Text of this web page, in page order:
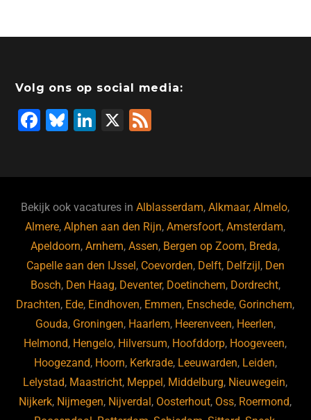
Volg ons op social media:
F
b
o
o
k
Bl
ky
Li
dI
n
X
Bekijk ook vacatures inAlblasserdam,Alkmaar,Almelo,
Almere,Alphen aan den Rijn,Amersfoort,Amsterdam,
Apeldoorn,Arnhem,Assen, Bergen op Zoom, Breda,
Capelle aan den IJssel , Coevorden, Delft, Delfzijl , Den
Bosch, Den Haag, Deventer, Doetinchem, Dordrecht,
Drachten, Ede, Eindhoven, Emmen, Enschede, Gorinchem,
Gouda, Groningen, Haarlem, Heerenveen, Heerlen,
Helmond, Hengelo, Hilversum, Hoofddorp, Hoogeveen,
Hoogezand, Hoorn, Kerkrade, Leeuwarden, Leiden,
Lelystad, Maastricht, Meppel , Middelburg, Nieuwegein,
Nijkerk, Nijmegen, Nijverdal , Oosterhout, Oss, Roermond,